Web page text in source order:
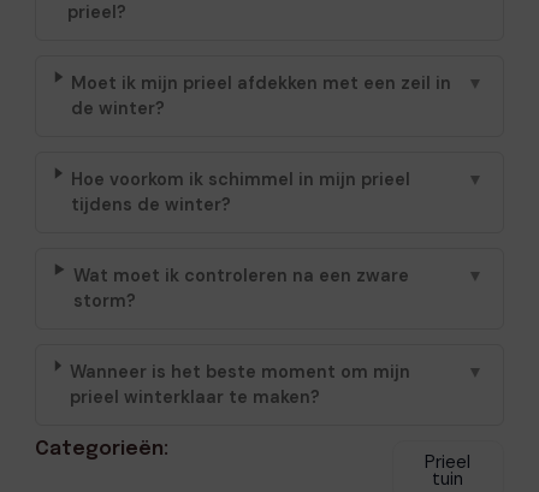
prieel?
Moet ik mijn prieel afdekken met een zeil in
de winter?
▼
Hoe voorkom ik schimmel in mijn prieel
tijdens de winter?
▼
Wat moet ik controleren na een zware
storm?
▼
Wanneer is het beste moment om mijn
prieel winterklaar te maken?
▼
Categorieën:
Prieel
tuin